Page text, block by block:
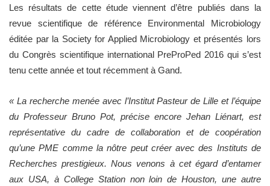
Les résultats de cette étude viennent d’être publiés dans la
revue scientifique de référence Environmental Microbiology
éditée par la Society for Applied Microbiology et présentés lors
du Congrès scientifique international PreProPed 2016 qui s’est
tenu cette année et tout récemment à Gand.
« La recherche menée avec l’Institut Pasteur de Lille et l’équipe
du Professeur Bruno Pot, précise encore Jehan Liénart, est
représentative du cadre de collaboration et de coopération
qu’une PME comme la nôtre peut créer avec des Instituts de
Recherches prestigieux. Nous venons à cet égard d’entamer
aux USA, à College Station non loin de Houston, une autre